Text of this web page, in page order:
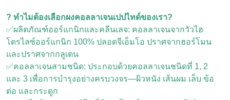
? ทำไมต้องเลือกผงคอลลาเจนเปปไทด์ของเรา?
✅ผลิตภัณฑ์ออร์แกนิกและคลีนเลจ: คอลลาเจนจากวัวไฮ
โดรไลซ์ออร์แกนิก 100% ปลอดจีเอ็มโอ ปราศจากฮอร์โมน
และปราศจากกลูเตน
✅คอลลาเจนสามชนิด: ประกอบด้วยคอลลาเจนชนิดที่ 1, 2
และ 3 เพื่อการบำรุงอย่างครบวงจร—ผิวหนัง เส้นผม เล็บ ข้อ
ต่อ และกระดูก